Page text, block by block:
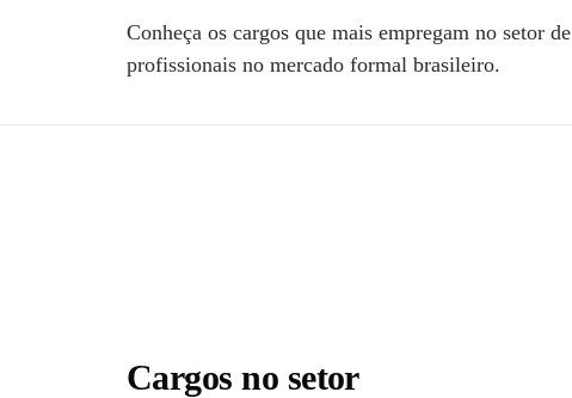
Conheça os cargos que mais empregam no setor de
profissionais no mercado formal brasileiro.
Cargos no setor